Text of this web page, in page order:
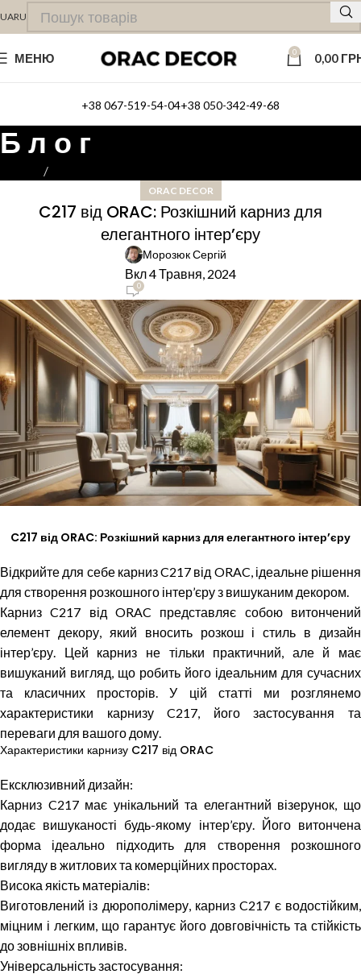
UARU
МЕНЮ 0 0,00
+38 067-519-54-04+38 050-342-49-68
Б л о г
ORAC DECOR
C217 від ORAC: Розкішний карниз для
елегантного інтер’єру
Морозюк Сергій
Вкл 4 Травня, 2024
0
C217 від ORAC: Розкішний карниз для елегантного інтер’єру
Відкрийте для себе карниз C217 від ORAC, ідеальне рішення
для створення розкошного інтер’єру з вишуканим декором.
Карниз C217 від ORAC представляє собою витончений
елемент декору, який вносить розкош і стиль в дизайн
інтер’єру. Цей карниз не тільки практичний, але й має
вишуканий вигляд, що робить його ідеальним для сучасних
та класичних просторів. У цій статті ми розглянемо
характеристики карнизу C217, його застосування та
переваги для вашого дому.
Характеристики карнизу C217 від ORAC
Ексклюзивний дизайн:
Карниз C217 має унікальний та елегантний візерунок, що
додає вишуканості будь-якому інтер’єру. Його витончена
форма ідеально підходить для створення розкошного
вигляду в житлових та комерційних просторах.
Висока якість матеріалів:
Виготовлений із дюрополімеру, карниз C217 є водостійким,
міцним і легким, що гарантує його довговічність та стійкість
до зовнішніх впливів.
Універсальність застосування: